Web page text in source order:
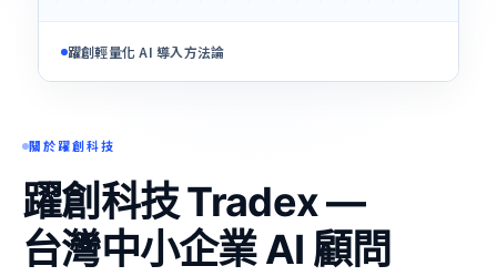
關於躍創科技
躍創科技 Tradex —
台灣中小企業 AI 顧問
躍創輕量化 AI 導入方法論